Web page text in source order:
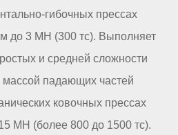
гибочных прессах
до 3 МН (300 тс). Выполняет
и средней сложности
массой падающих частей
ковочных прессах
МН (более 800 до 1500 тс).